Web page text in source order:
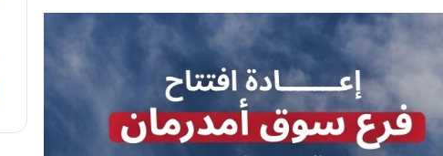
وتبحث شراكة مع التنمية الاجتماعية
للعيد الـ72